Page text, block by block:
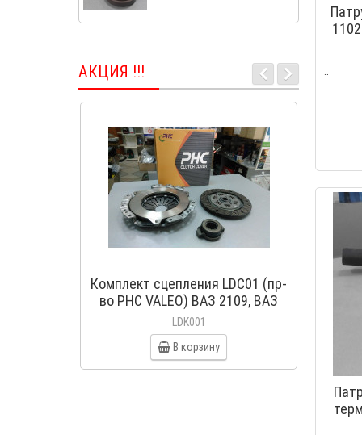
АКЦИЯ !!!
Комплект сцепления LDC01 (пр-
во PHC VALEO) ВАЗ 2109, ВАЗ
2114, ВАЗ 2113, ВАЗ 2115, ВАЗ
2108
LDK001
В корзину
..